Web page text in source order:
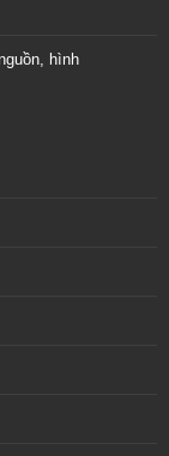
hình